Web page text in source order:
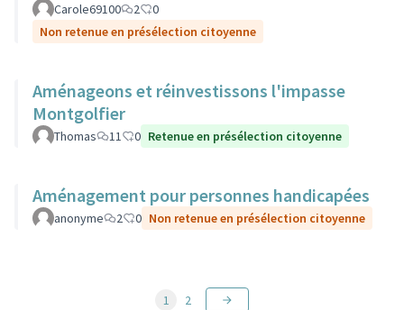
Carole69100 2
0
Non retenue en présélection citoyenne
Aménageons et réinvestissons l'impasse
Montgolfier
Thomas 11 0 Retenue en présélection citoyenne
Aménagement pour personnes handicapées
anonyme 2 0 Non retenue en présélection citoyenne
1 2